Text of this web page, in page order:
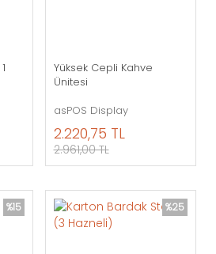
Yüksek Cepli Kahve
Ünitesi
asPOS Display
2.220,75 TL
2.961,00 TL
%15 %25